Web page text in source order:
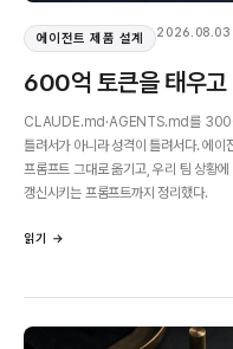
에이전트 제품 설계 2026.08.03
600억 토큰을 태우고
CLAUDE.md·AGENTS.md를 300줄
틀려서가 아니라 성격이 틀려서다. 에
프롬프트 그대로 옮기고, 우리 팀 상황
갱신시키는 프롬프트까지 정리했다.
읽기 →